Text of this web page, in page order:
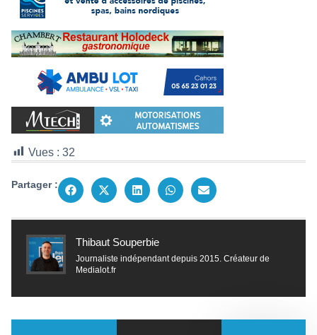
Vues : 32
Partager :
Thibaut Souperbie
Journaliste indépendant depuis 2015. Créateur de
Medialot.fr